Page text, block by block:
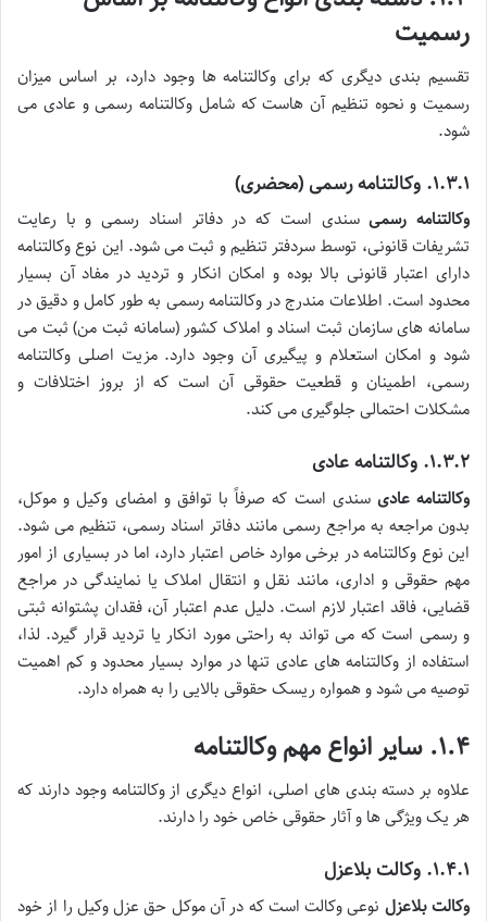
رسمیت
تقسیم بندی دیگری که برای وکالتنامه ها وجود دارد، بر اساس میزان
رسمیت و نحوه تنظیم آن هاست که شامل وکالتنامه رسمی و عادی می
شود.
۱.۳.۱. وکالتنامه رسمی (محضری)
وکالتنامه رسمیسندی است که در دفاتر اسناد رسمی و با رعایت
تشریفات قانونی، توسط سردفتر تنظیم و ثبت می شود. این نوع وکالتنامه
دارای اعتبار قانونی بالا بوده و امکان انکار و تردید در مفاد آن بسیار
محدود است. اطلاعات مندرج در وکالتنامه رسمی به طور کامل و دقیق در
سامانه های سازمان ثبت اسناد و املاک کشور (سامانه ثبت من) ثبت می
شود و امکان استعلام و پیگیری آن وجود دارد. مزیت اصلی وکالتنامه
رسمی، اطمینان و قطعیت حقوقی آن است که از بروز اختلافات و
مشکلات احتمالی جلوگیری می کند.
۱.۳.۲. وکالتنامه عادی
وکالتنامه عادی سندی است که صرفاً با توافق و امضای وکیل و موکل،
بدون مراجعه به مراجع رسمی مانند دفاتر اسناد رسمی، تنظیم می شود.
این نوع وکالتنامه در برخی موارد خاص اعتبار دارد، اما در بسیاری از امور
مهم حقوقی و اداری، مانند نقل و انتقال املاک یا نمایندگی در مراجع
قضایی، فاقد اعتبار لازم است. دلیل عدم اعتبار آن، فقدان پشتوانه ثبتی
و رسمی است که می تواند به راحتی مورد انکار یا تردید قرار گیرد. لذا،
استفاده از وکالتنامه های عادی تنها در موارد بسیار محدود و کم اهمیت
توصیه می شود و همواره ریسک حقوقی بالایی را به همراه دارد.
۱.۴. سایر انواع مهم وکالتنامه
علاوه بر دسته بندی های اصلی، انواع دیگری از وکالتنامه وجود دارند که
هر یک ویژگی ها و آثار حقوقی خاص خود را دارند.
۱.۴.۱. وکالت بلاعزل
وکالت بلاعزل نوعی وکالت است که در آن موکل حق عزل وکیل را از خود